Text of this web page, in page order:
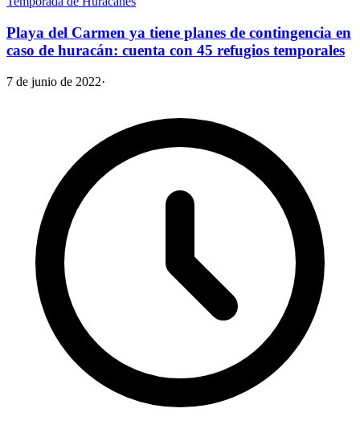
Playa del Carmen ya tiene planes de contingencia en
caso de huracán: cuenta con 45 refugios temporales
7 de junio de 2022·